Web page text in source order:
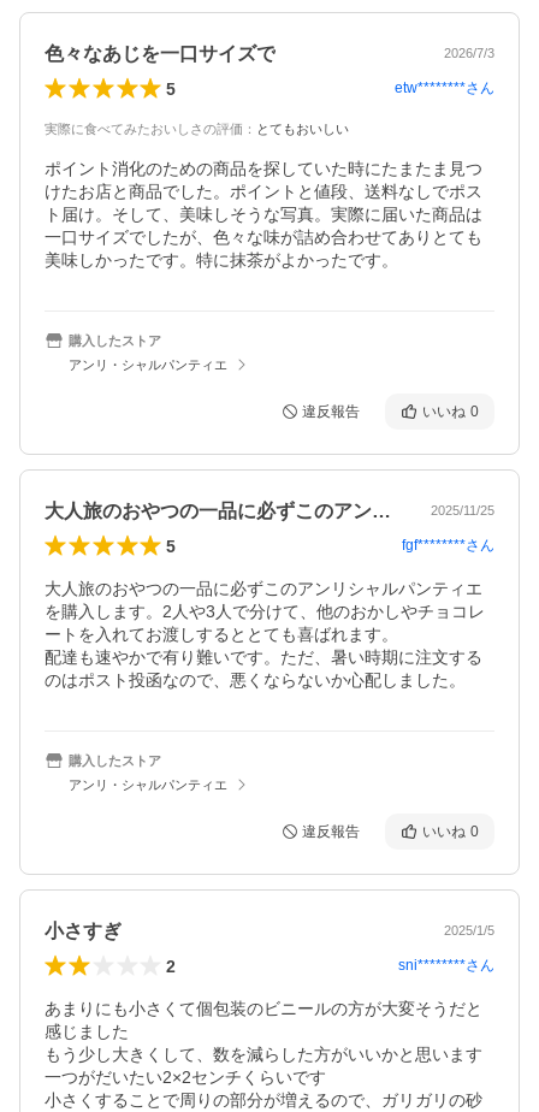
色々なあじを一口サイズで 2026/7/3
5 etw********さん
実際に食べてみたおいしさの評価 ： とてもおいしい
ポイント消化のための商品を探していた時にたまたま見つ
けたお店と商品でした。ポイントと値段、送料なしでポス
ト届け。そして、美味しそうな写真。実際に届いた商品は
一口サイズでしたが、色々な味が詰め合わせてありとても
美味しかったです。特に抹茶がよかったです。
購入したストア
アンリ・シャルパンティエ
違反報告 いいね 0
大人旅のおやつの一品に必ずこのアンリシ… 2025/11/25
5 fgf********さん
大人旅のおやつの一品に必ずこのアンリシャルパンティエ
を購入します。2人や3人で分けて、他のおかしやチョコレ
ートを入れてお渡しするととても喜ばれます。
配達も速やかで有り難いです。ただ、暑い時期に注文する
のはポスト投函なので、悪くならないか心配しました。
購入したストア
アンリ・シャルパンティエ
違反報告 いいね 0
小さすぎ 2025/1/5
2 sni********さん
あまりにも小さくて個包装のビニールの方が大変そうだと
感じました
もう少し大きくして、数を減らした方がいいかと思います
一つがだいたい2×2センチくらいです
小さくすることで周りの部分が増えるので、ガリガリの砂